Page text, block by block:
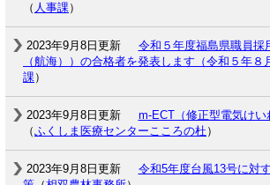
（ 人事課）
2023年9月8日更新
令和５年度福島県職員採
（航海））の合格者を発表します（令和５年８
課）
2023年9月8日更新
m-ECT（修正型電気け
（ふくしま医療センターこころの杜 ）
2023年9月8日更新
令和5年度台風13号に対